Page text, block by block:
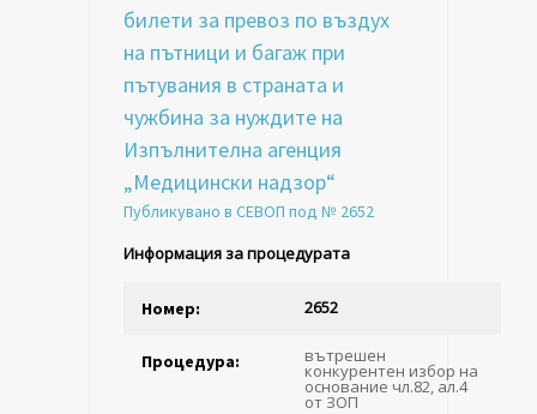
билети за превоз по въздух
на пътници и багаж при
пътувания в страната и
чужбина за нуждите на
Изпълнителна агенция
„Медицински надзор“
Публикувано в СЕВОП под № 2652
Информация за процедурата
Номер: 2652
Процедура: вътрешен
конкурентен избор на
основание чл.82, ал.4
от ЗОП